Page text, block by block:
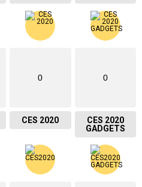
0
CES 2020
0
CES 2020
GADGETS